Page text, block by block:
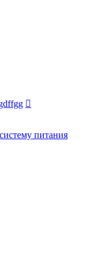
питания